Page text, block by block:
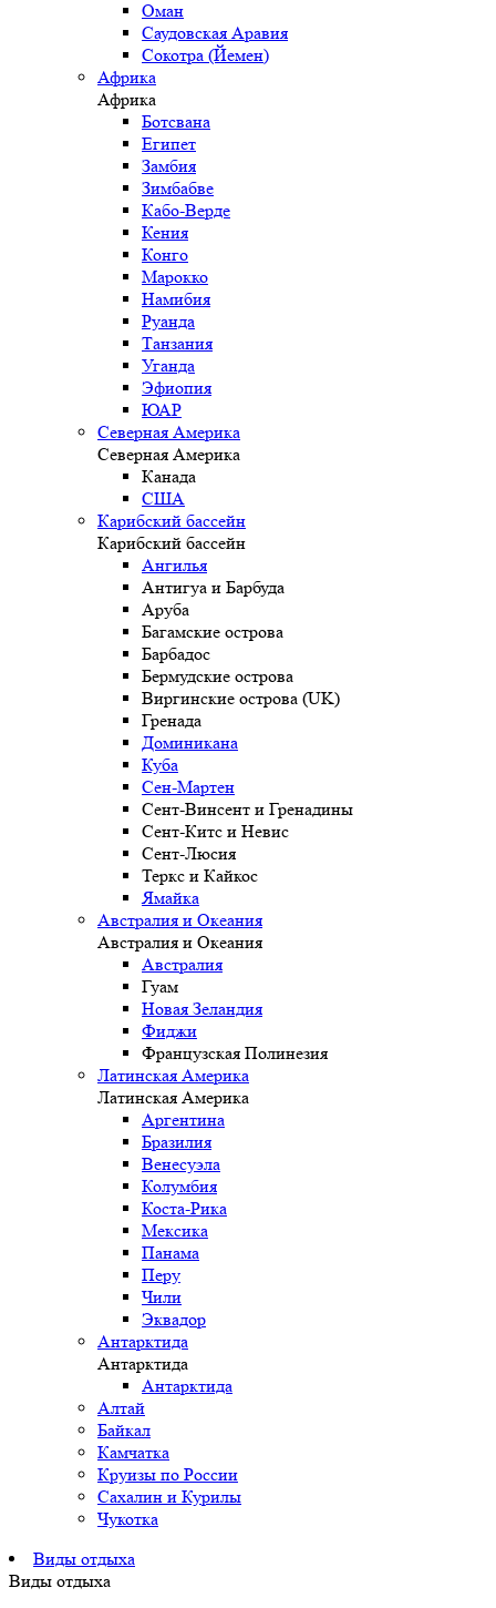
Оман
Саудовская Аравия
Сокотра (Йемен)
Африка
Африка
Ботсвана
Египет
Замбия
Зимбабве
Кабо-Верде
Кения
Конго
Марокко
Намибия
Руанда
Танзания
Уганда
Эфиопия
ЮАР
Северная Америка
Северная Америка
Канада
США
Карибский бассейн
Карибский бассейн
Ангилья
Антигуа и Барбуда
Аруба
Багамские острова
Барбадос
Бермудские острова
Виргинские острова (UK)
Гренада
Доминикана
Куба
Сен-Мартен
Сент-Винсент и Гренадины
Сент-Китс и Невис
Сент-Люсия
Теркс и Кайкос
Ямайка
Австралия и Океания
Австралия и Океания
Австралия
Гуам
Новая Зеландия
Фиджи
Французская Полинезия
Латинская Америка
Латинская Америка
Аргентина
Бразилия
Венесуэла
Колумбия
Коста-Рика
Мексика
Панама
Перу
Чили
Эквадор
Антарктида
Антарктида
Антарктида
Алтай
Байкал
Камчатка
Круизы по России
Сахалин и Курилы
Чукотка
Виды отдыха
Виды отдыха